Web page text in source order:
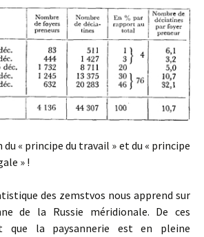
« principe du travail » et du « principe
» !
des zemstvos nous apprend sur
de la Russie méridionale. De ces
que la paysannerie est en pleine